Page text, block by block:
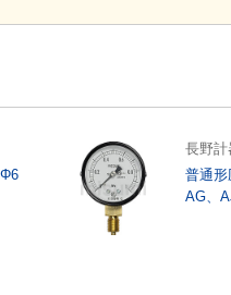
Φ6
長野計
普通形
AG、